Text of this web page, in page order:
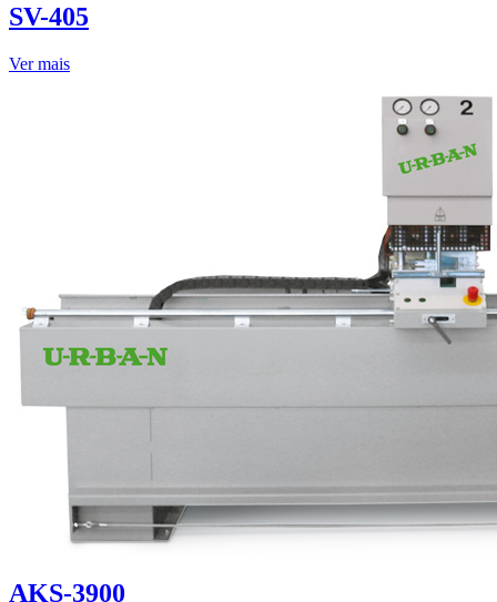
SV-405
Ver mais
AKS-3900